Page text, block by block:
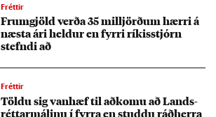
Fréttir
Frum­gjöld verða 35 millj­örð­um hærri á
næsta ári held­ur en fyrri rík­is­stjórn
stefndi að
Fréttir
Töldu sig van­hæf til að­komu að Lands­
rétt­ar­mál­inu í fyrra en studdu ráð­herra